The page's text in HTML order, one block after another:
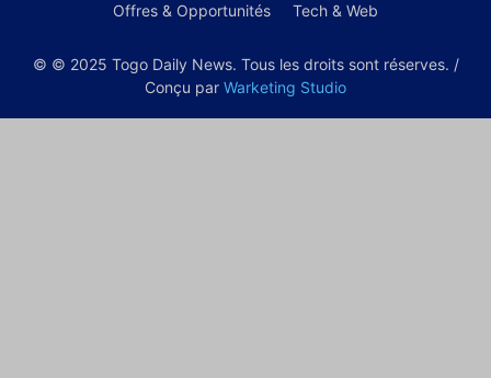
Offres & Opportunités Tech & Web
© © 2025 Togo Daily News. Tous les droits sont réserves. /
Conçu par Warketing Studio